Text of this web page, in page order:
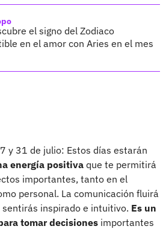
el signo del Zodiaco
en el amor con Aries en el mes
y 31 de julio: Estos días estarán
energía positiva que te permitirá
importantes, tanto en el
personal. La comunicación fluirá
inspirado e intuitivo. Es un
tomar decisiones importantes